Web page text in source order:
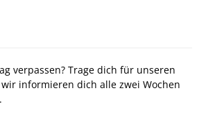
verpassen? Trage dich für unseren
informieren dich alle zwei Wochen